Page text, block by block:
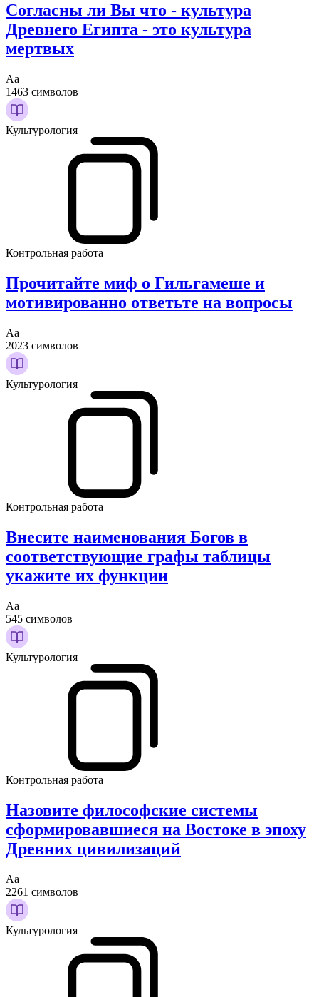
Согласны ли Вы что - культура
Древнего Египта - это культура
мертвых
Аа
1463 символов
Культурология
Контрольная работа
Прочитайте миф о Гильгамеше и
мотивированно ответьте на вопросы
Аа
2023 символов
Культурология
Контрольная работа
Внесите наименования Богов в
соответствующие графы таблицы
укажите их функции
Аа
545 символов
Культурология
Контрольная работа
Назовите философские системы
сформировавшиеся на Востоке в эпоху
Древних цивилизаций
Аа
2261 символов
Культурология